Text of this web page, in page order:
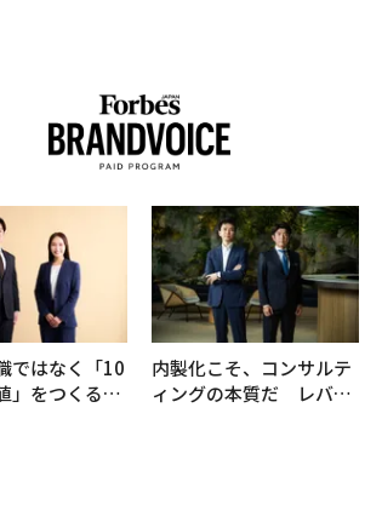
ではなく「10
」をつくる─
内製化こそ、コンサルテ
ィングの本質だ レバレ